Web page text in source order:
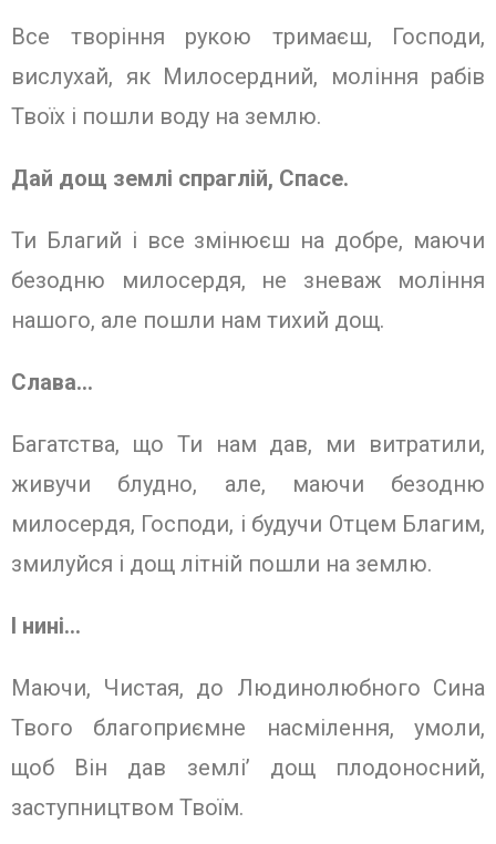
Все творіння рукою тримаєш, Господи,
вислухай, як Милосердний, моління рабів
Твоїх і пошли воду на землю.
Дай дощ землі спраглій, Спасе.
Ти Благий і все змінюєш на добре, маючи
безодню милосердя, не зневаж моління
нашого, але пошли нам тихий дощ.
Слава…
Багатства, що Ти нам дав, ми витратили,
живучи блудно, але, маючи безодню
милосердя, Господи, і будучи Отцем Благим,
змилуйся і дощ літній пошли на землю.
І нині…
Маючи, Чистая, до Людинолюбного Сина
Твого благоприємне насмілення, умоли,
щоб Він дав землі’ дощ плодоносний,
заступництвом Твоїм.